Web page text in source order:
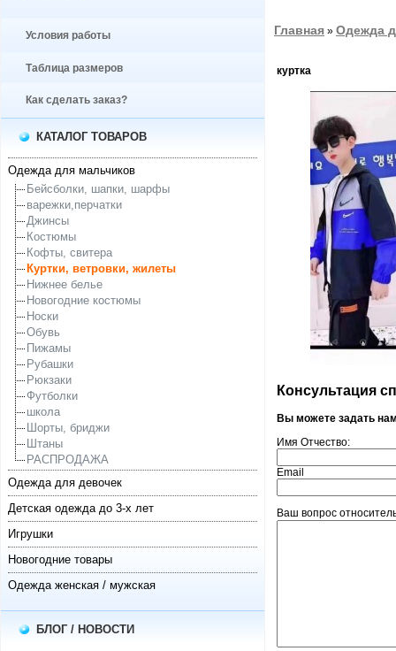
Условия работы
Таблица размеров
Как сделать заказ?
КАТАЛОГ ТОВАРОВ
Одежда для мальчиков
Бейсболки, шапки, шарфы
варежки,перчатки
Джинсы
Костюмы
Кофты, свитера
Куртки, ветровки, жилеты
Нижнее белье
Новогодние костюмы
Носки
Обувь
Пижамы
Рубашки
Рюкзаки
Футболки
школа
Шорты, бриджи
Штаны
РАСПРОДАЖА
Одежда для девочек
Детская одежда до 3-х лет
Игрушки
Новогодние товары
Одежда женская / мужская
БЛОГ / НОВОСТИ
Главная » Одежда
куртка
Консультация
Вы можете задать
Имя Отчество:
Email
Ваш вопрос